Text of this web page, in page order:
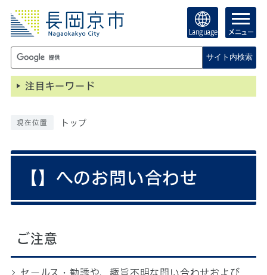
Language メニュー
サイト内検索
注目キーワード
現在位置 トップ
【】へのお問い合わせ
ご注意
セールス・勧誘や、趣旨不明な問い合わせおよび